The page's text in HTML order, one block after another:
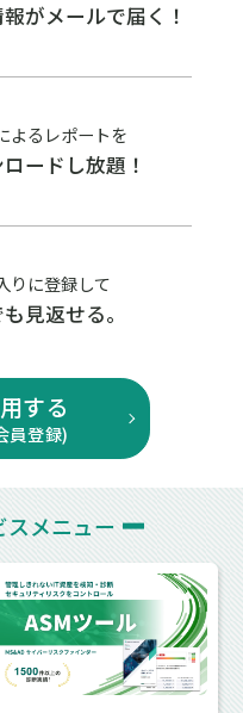
がメールで届く！
よるレポートを
ードし放題！
りに登録して
見返せる。
する
員登録)
スメニュー